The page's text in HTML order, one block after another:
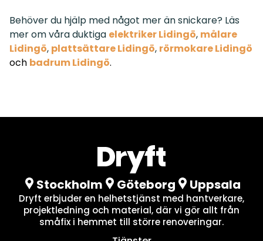
Behöver du hjälp med något mer än snickare? Läs
mer om våra duktiga elektriker Lidingö, målare
Lidingö, plattsättare Lidingö, rörmokare Lidingö
och badrum Lidingö.
Stockholm Göteborg Uppsala
Dryft erbjuder en helhetstjänst med hantverkare,
projektledning och material, där vi gör allt från
småfix i hemmet till större renoveringar.